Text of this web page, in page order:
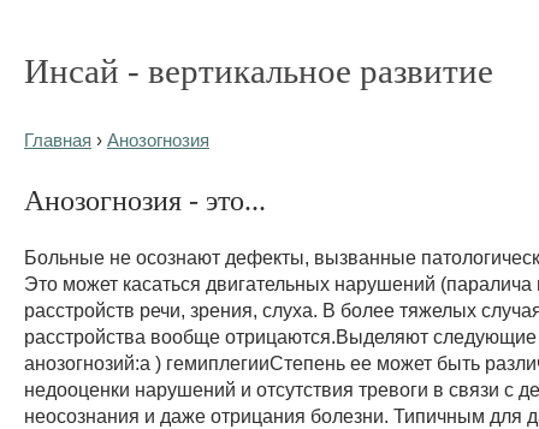
Инсай - вертикальное развитие
Главная › Анозогнозия
Анозогнозия - это...
Больные не осознают дефекты, вызванные
Это может касаться двигательных нарушений (паралича
расстройств речи, зрения, слуха. В более тяжелых
расстройства вообще отрицаются.Выделяют
анозогнозий:а ) гемиплегииСтепень ее может быть
недооценки нарушений и отсутствия тревоги в связи с
неосознания и даже отрицания болезни. Типичным для